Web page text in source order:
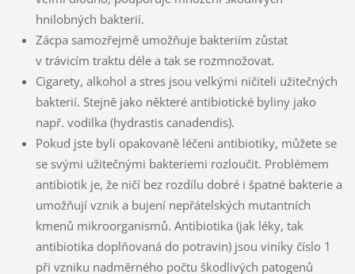
hnilobných bakterií.
Zácpa samozřejmě umožňuje bakteriím zůstat
v trávicím traktu déle a tak se rozmnožovat.
Cigarety, alkohol a stres jsou velkými ničiteli užitečných
bakterií. Stejně jako některé antibiotické byliny jako
např. vodilka (hydrastis canadendis).
Pokud jste byli opakovaně léčeni antibiotiky, můžete se
se svými užitečnými bakteriemi rozloučit. Problémem
antibiotik je, že ničí bez rozdílu dobré i špatné bakterie a
umožňují vznik a bujení nepřátelských mutantních
kmenů mikroorganismů. Antibiotika (jak léky, tak
antibiotika doplňovaná do potravin) jsou viníky číslo 1
při vzniku nadměrného počtu škodlivých patogenů